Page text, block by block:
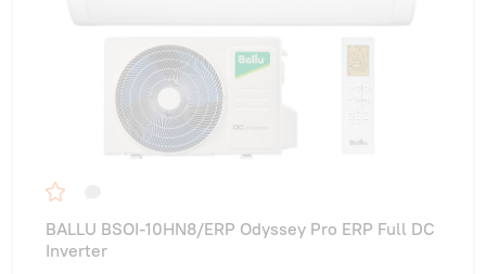
BALLU BSOI-10HN8/ERP Odyssey Pro ERP Full DC
Inverter